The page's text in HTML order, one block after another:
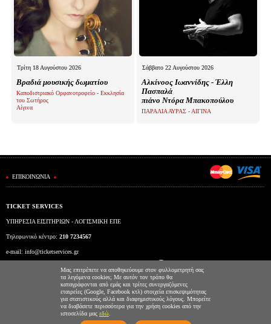
Τρίτη 18 Αυγούστου 2026
Βραδιά μουσικής δωματίου
Καποδιστριακό Ορφανοτροφείο - Εκκλησία
του Σωτήρος
Αίγινα
Σάββατο 22 Αυγούστου 2026
Αλκίνοος Ιωαννίδης - Έλλη
Πασπαλά
πιάνο Ντόρα Μπακοπούλου
ΠΑΡΑΛΙΑ ΑΥΡΑΣ - ΑΙΓΙΝΑ
ΕΠΙΚΟΙΝΩΝΙΑ
TICKET SERVICES
ΥΠΗΡΕΣΙΑ ΕΙΣΙΤΗΡΙΩΝ - ΛΟΓΙΣΜΙΚΗ ΕΠΕ
Τηλεφωνικό κέντρο: 210 7234567
e-mail: info@ticketservices.gr
Εκδοτήριο: Πανεπιστημίου 39 (Στοά Πεσμαζόγλου), Αθήνα
Ώρες λειτουργίας εκδοτηρίου: Δευ-Παρ: 9πμ-5μμ
Μας επιτρέπετε να αποθηκεύουμε στον φυλλομετρητή σας
τα λεγόμενα cookies; Με αυτόν τον τρόπο θα
καταγράφονται από εμάς και τρίτες συνεργαζόμενες
εταιρείες (Google, Facebook κτλ) στοιχεία επισκεψιμότητας
για στατιστικούς αλλά και διαφημιστικούς λόγους. Μπορείτε
να διαβάσετε περισσότερα για την χρήση cookies από την
ιστοσελίδα μας εδώ